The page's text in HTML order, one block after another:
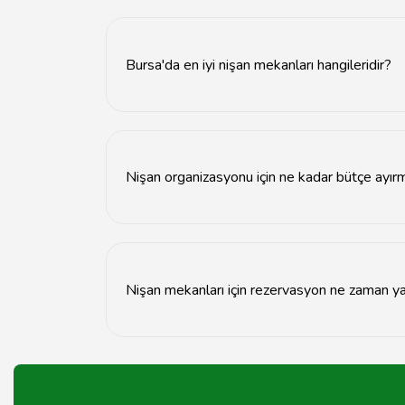
Bursa'da en iyi nişan mekanları hangileridir?
Nişan organizasyonu için ne kadar bütçe
Nişan mekanları için rezervasyon ne zaman